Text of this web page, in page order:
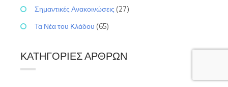
Σημαντικές Ανακοινώσεις (27)
Τα Νέα του Κλάδου (65)
ΚΑΤΗΓΟΡΊΕΣ ΆΡΘΡΩΝ